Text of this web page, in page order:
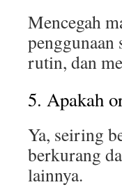
Mencegah
penggunaan
rutin, dan
5. Apakah
Ya, seiring
berkurang
lainnya.